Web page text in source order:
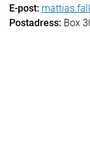
E-post:
Postadress: Box